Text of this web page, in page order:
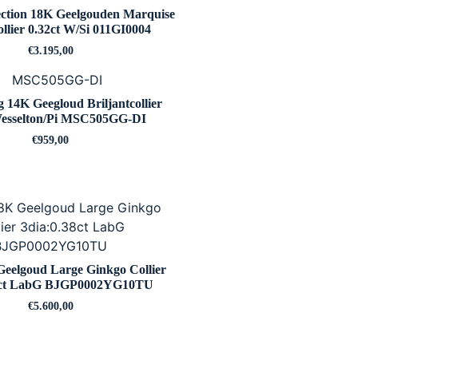
18K Geelgouden Marquise
0.32ct W/Si 011GI0004
€3.195,00
14K Geegloud Briljantcollier
Pi MSC505GG-DI
€959,00
Large Ginkgo Collier
LabG BJGP0002YG10TU
€5.600,00